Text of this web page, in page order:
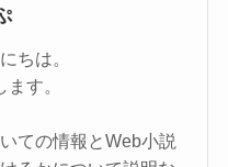
ちは。
す。
ての情報とWeb小説